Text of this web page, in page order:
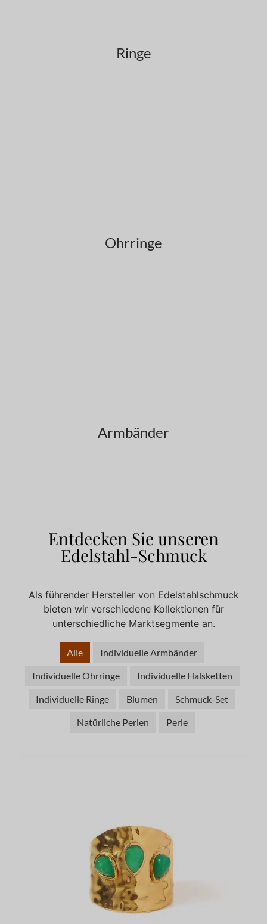
Ringe
Ohrringe
Armbänder
Entdecken Sie unseren
Edelstahl-Schmuck
Als führender Hersteller von Edelstahlschmuck
bieten wir verschiedene Kollektionen für
unterschiedliche Marktsegmente an.
Alle Individuelle Armbänder
Individuelle Ohrringe Individuelle Halsketten
Individuelle Ringe Blumen Schmuck-Set
Natürliche Perlen Perle